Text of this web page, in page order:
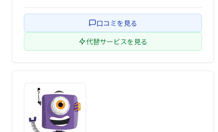
ーズに対応します。手軽に魅力的な写真やコラージュを作
成したい方におすすめで …口コミを見る
代替サービスを見る